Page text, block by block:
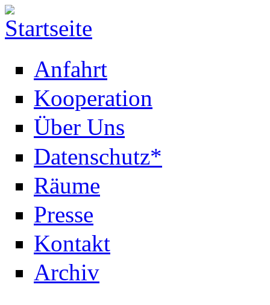
Anfahrt
Kooperation
Über Uns
Datenschutz*
Räume
Presse
Kontakt
Archiv